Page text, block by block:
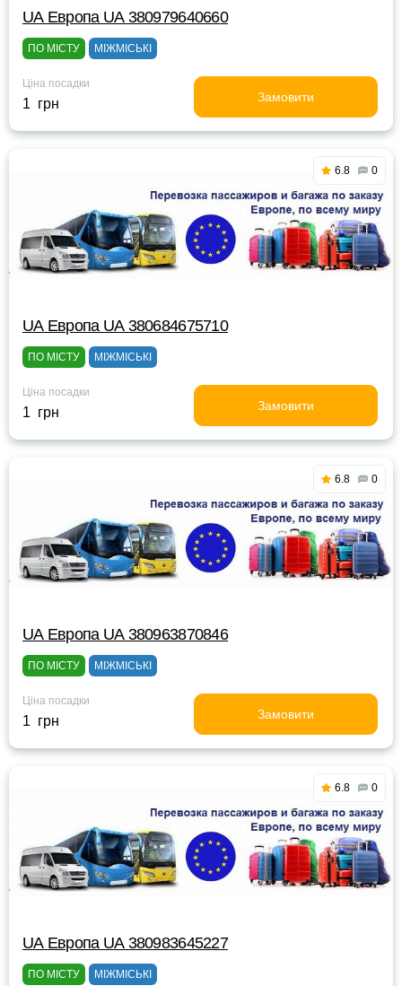
UА Европа UА 380979640660
ПО МІСТУ МІЖМІСЬКІ
Ціна посадки
1 грн Замовити
6.8 0
UА Европа UА 380684675710
ПО МІСТУ МІЖМІСЬКІ
Ціна посадки
1 грн Замовити
6.8 0
UА Европа UА 380963870846
ПО МІСТУ МІЖМІСЬКІ
Ціна посадки
1 грн Замовити
6.8 0
UА Европа UА 380983645227
ПО МІСТУ МІЖМІСЬКІ